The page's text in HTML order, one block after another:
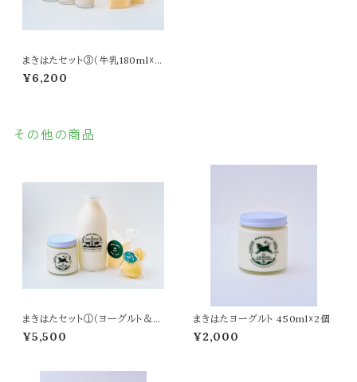
まきはたセット③（牛乳180ml☓3
本＆無塩バター☓2個）
¥6,200
その他の商品
まきはたセット①（ヨーグルト＆牛
乳900ml＆無塩バター＆カチョ
カバロ）
¥5,500
まきはたヨーグルト 450ml☓2個
¥2,000